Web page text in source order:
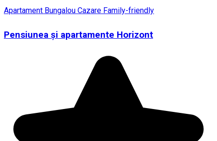
Apartament Bungalou Cazare Family-friendly
Pensiunea și apartamente Horizont